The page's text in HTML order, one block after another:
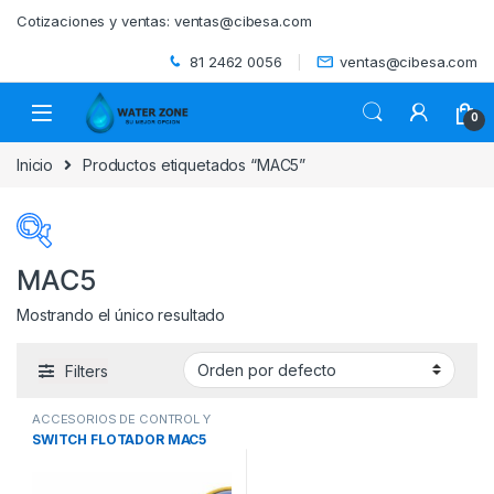
Cotizaciones y ventas: ventas@cibesa.com
81 2462 0056 ventas@cibesa.com
0
Inicio Productos etiquetados “MAC5”
ACCESORIOS (0)
BEBEDEROS (0)
MAC5
Mostrando el único resultado
Filters
ACCESORIOS DE CONTROL Y
PROTECCION ,INTERRUPTORES
DE NIVEL,SISTEMAS DE
SWITCH FLOTADOR MAC5